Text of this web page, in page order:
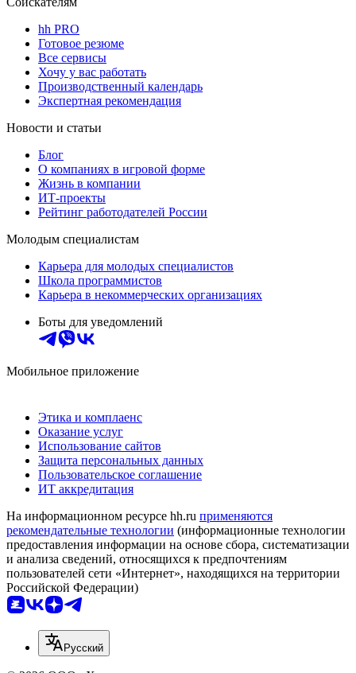
hh PRO
Готовое резюме
Все сервисы
Хочу у вас работать
Производственный календарь
Экспертная рекомендация
Новости и статьи
Блог
О компаниях в игровой форме
Жизнь в компании
ИТ-проекты
Рейтинг работодателей России
Молодым специалистам
Карьера для молодых специалистов
Школа программистов
Карьера в некоммерческих организациях
Боты для уведомлений
Мобильное приложение
Этика и комплаенс
Оказание услуг
Использование сайтов
Защита персональных данных
Пользовательское соглашение
ИТ аккредитация
На информационном ресурсе hh.ru применяются
рекомендательные технологии (информационные технологии
предоставления информации на основе сбора, систематизации
и анализа сведений, относящихся к предпочтениям
пользователей сети «Интернет», находящихся на территории
Российской Федерации)
Русский